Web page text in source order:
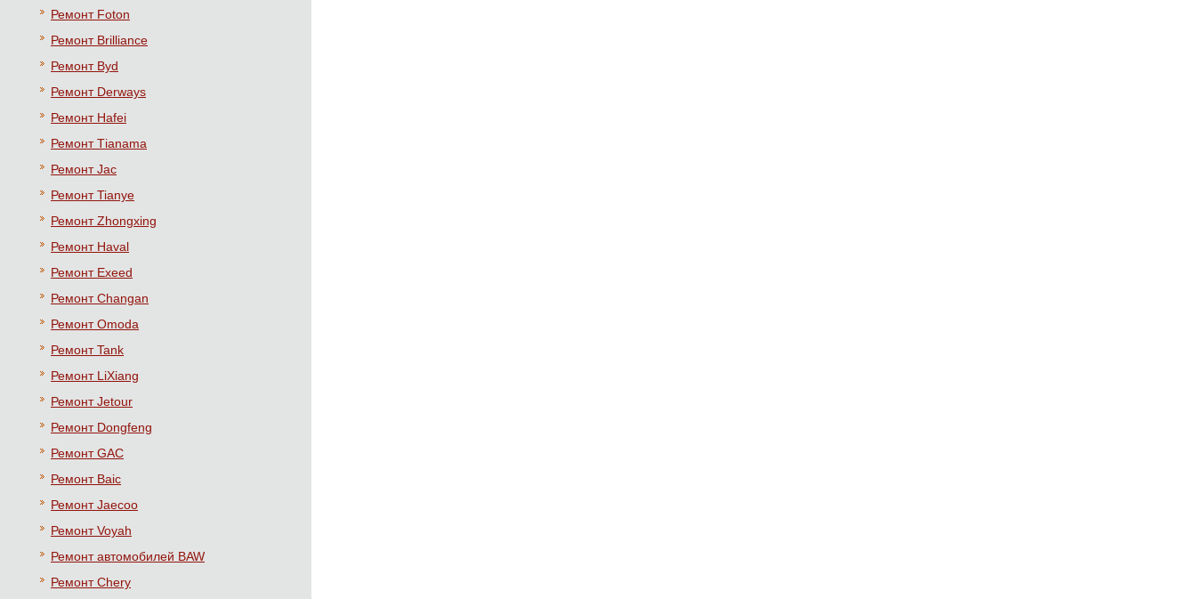
Ремонт Foton
Ремонт Brilliance
Ремонт Byd
Ремонт Derways
Ремонт Hafei
Ремонт Тianama
Ремонт Jac
Ремонт Tianye
Ремонт Zhongxing
Ремонт Haval
Ремонт Exeed
Ремонт Changan
Ремонт Omoda
Ремонт Tank
Ремонт LiXiang
Ремонт Jetour
Ремонт Dongfeng
Ремонт GAC
Ремонт Baic
Ремонт Jaecoo
Ремонт Voyah
Ремонт автомобилей BAW
Ремонт Chery